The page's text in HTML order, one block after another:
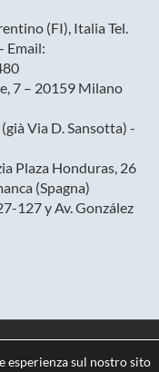
(FI), Italia Tel.
Email:
7 – 20159 Milano
Via D. Sansotta) -
Plaza Honduras, 26
(Spagna)
127 y Av. González
Privacy & Cookies
sul nostro sito